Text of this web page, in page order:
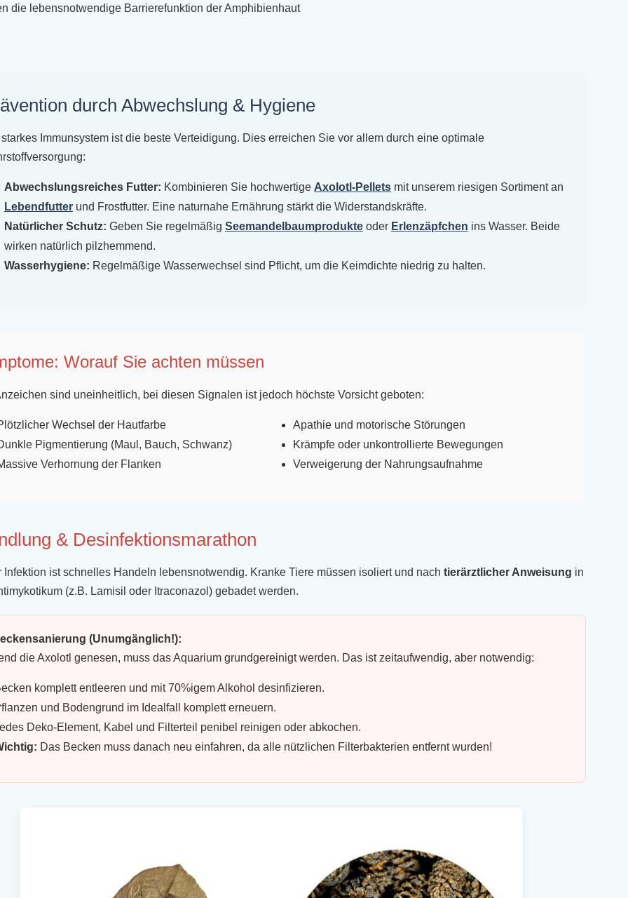
die lebensnotwendige Barrierefunktion der Amphibienhaut
durch Abwechslung & Hygiene
Immunsystem ist die beste Verteidigung. Dies erreichen Sie vor allem durch eine optimale
Abwechslungsreiches Futter: Kombinieren Sie hochwertige Axolotl-Pellets mit unserem riesigen Sortiment an
Lebendfutter und Frostfutter. Eine naturnahe Ernährung stärkt die Widerstandskräfte.
Natürlicher Schutz: Geben Sie regelmäßig Seemandelbaumprodukte oder Erlenzäpfchen ins Wasser. Beide
wirken natürlich pilzhemmend.
Wasserhygiene: Regelmäßige Wasserwechsel sind Pflicht, um die Keimdichte niedrig zu halten.
Worauf Sie achten müssen
sind uneinheitlich, bei diesen Signalen ist jedoch höchste Vorsicht geboten:
Wechsel der Hautfarbe
Pigmentierung (Maul, Bauch, Schwanz)
Verhornung der Flanken
Apathie und motorische Störungen
Krämpfe oder unkontrollierte Bewegungen
Verweigerung der Nahrungsaufnahme
& Desinfektionsmarathon
Infektion ist schnelles Handeln lebensnotwendig. Kranke Tiere müssen isoliert und nach tierärztlicher Anweisung in
(z.B. Lamisil oder Itraconazol) gebadet werden.
(Unumgänglich!):
die Axolotl genesen, muss das Aquarium grundgereinigt werden. Das ist zeitaufwendig, aber notwendig:
komplett entleeren und mit 70%igem Alkohol desinfizieren.
und Bodengrund im Idealfall komplett erneuern.
Deko-Element, Kabel und Filterteil penibel reinigen oder abkochen.
Das Becken muss danach neu einfahren, da alle nützlichen Filterbakterien entfernt wurden!